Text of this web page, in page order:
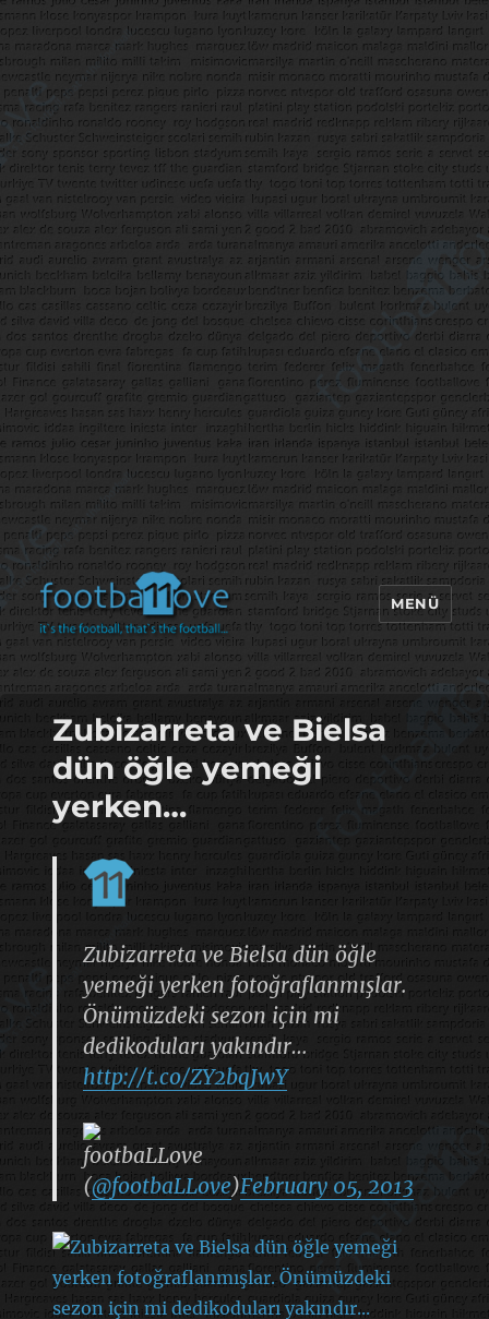
footbaLLove
MENÜ
Zubizarreta ve Bielsa
dün öğle yemeği
yerken…
Zubizarreta ve Bielsa dün öğle
yemeği yerken fotoğraflanmışlar.
Önümüzdeki sezon için mi
dedikoduları yakındır…
http://t.co/ZY2bqJwY
footbaLLove
(@footbaLLove)February 05, 2013